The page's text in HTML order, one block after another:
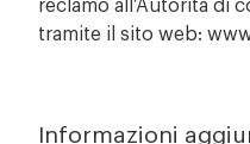
tramite il sito web:
Informazioni